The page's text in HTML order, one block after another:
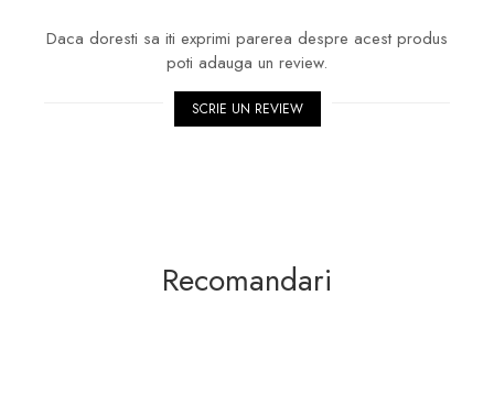
Daca doresti sa iti exprimi parerea despre acest produs
poti adauga un review.
SCRIE UN REVIEW
Recomandari